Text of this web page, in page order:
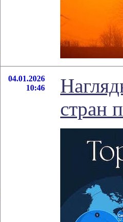
04.01.2026
10:46
стран